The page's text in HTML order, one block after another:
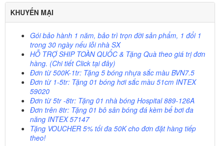
KHUYẾN MẠI
Gói bảo hành 1 năm, bảo trì trọn đời sản phẩm, 1 đổi 1
trong 30 ngày nếu lỗi nhà SX
HỖ TRỢ SHIP TOÀN QUỐC & Tặng Quà theo giá trị đơn
hàng. (Chi tiết Click tại đây)
Đơn từ 500K-1tr: Tặng 5 bóng nhựa sắc màu BVN7.5
Đơn từ 1-5tr: Tặng 01 bóng hơi sắc màu 51cm INTEX
59020
Đơn từ 5tr -8tr: Tặng 01 nhà bóng Hospital 889-126A
Đơn trên 8tr: Tặng 01 bô sân bóng đá kèm bể bơi đa
năng INTEX 57147
Tặng VOUCHER 5% tối đa 50K cho đơn đặt hàng tiếp
theo!